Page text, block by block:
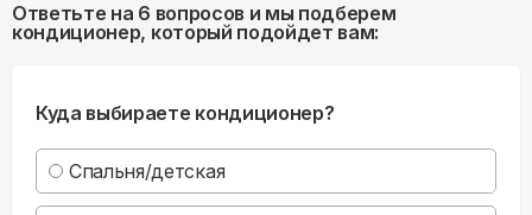
Ответьте на 6 вопросов и мы подберем
кондиционер, который подойдет вам:
Куда выбираете кондиционер?
Спальня/детская